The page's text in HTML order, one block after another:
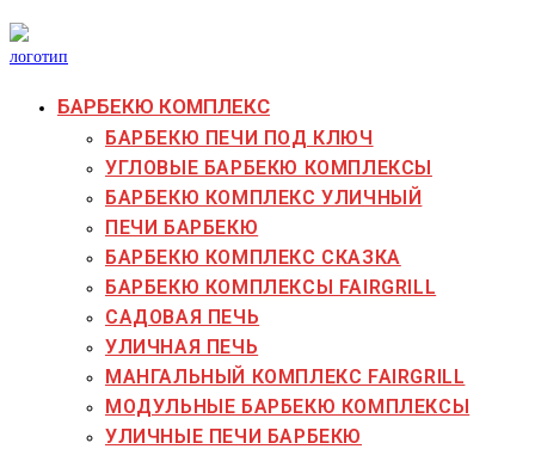
БАРБЕКЮ КОМПЛЕКС
БАРБЕКЮ ПЕЧИ ПОД КЛЮЧ
УГЛОВЫЕ БАРБЕКЮ КОМПЛЕКСЫ
БАРБЕКЮ КОМПЛЕКС УЛИЧНЫЙ
ПЕЧИ БАРБЕКЮ
БАРБЕКЮ КОМПЛЕКС СКАЗКА
БАРБЕКЮ КОМПЛЕКСЫ FAIRGRILL
САДОВАЯ ПЕЧЬ
УЛИЧНАЯ ПЕЧЬ
МАНГАЛЬНЫЙ КОМПЛЕКС FAIRGRILL
МОДУЛЬНЫЕ БАРБЕКЮ КОМПЛЕКСЫ
УЛИЧНЫЕ ПЕЧИ БАРБЕКЮ